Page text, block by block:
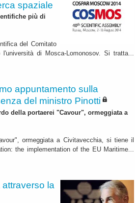
spaziale
più di
del Comitato
di Mosca-Lomonosov. Si tratta...
appuntamento sulla
del ministro Pinotti
della portaerei "Cavour", ormeggiata a
ormeggiata a Civitavecchia, si tiene il
the implementation of the EU Maritime...
la